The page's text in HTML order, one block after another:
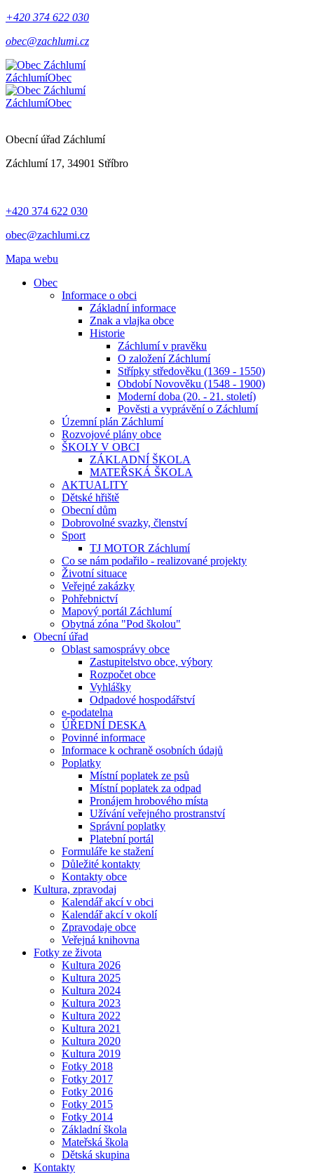
+420 374 622 030
obec@zachlumi.cz
ZáchlumíObec
ZáchlumíObec
Obecní úřad Záchlumí
Záchlumí 17, 34901 Stříbro
+420 374 622 030
obec@zachlumi.cz
Mapa webu
Obec
Informace o obci
Základní informace
Znak a vlajka obce
Historie
Záchlumí v pravěku
O založení Záchlumí
Střípky středověku (1369 - 1550)
Období Novověku (1548 - 1900)
Moderní doba (20. - 21. století)
Pověsti a vyprávění o Záchlumí
Územní plán Záchlumí
Rozvojové plány obce
ŠKOLY V OBCI
ZÁKLADNÍ ŠKOLA
MATEŘSKÁ ŠKOLA
AKTUALITY
Dětské hřiště
Obecní dům
Dobrovolné svazky, členství
Sport
TJ MOTOR Záchlumí
Co se nám podařilo - realizované projekty
Životní situace
Veřejné zakázky
Pohřebnictví
Mapový portál Záchlumí
Obytná zóna "Pod školou"
Obecní úřad
Oblast samosprávy obce
Zastupitelstvo obce, výbory
Rozpočet obce
Vyhlášky
Odpadové hospodářství
e-podatelna
ÚŘEDNÍ DESKA
Povinné informace
Informace k ochraně osobních údajů
Poplatky
Místní poplatek ze psů
Místní poplatek za odpad
Pronájem hrobového místa
Užívání veřejného prostranství
Správní poplatky
Platební portál
Formuláře ke stažení
Důležité kontakty
Kontakty obce
Kultura, zpravodaj
Kalendář akcí v obci
Kalendář akcí v okolí
Zpravodaje obce
Veřejná knihovna
Fotky ze života
Kultura 2026
Kultura 2025
Kultura 2024
Kultura 2023
Kultura 2022
Kultura 2021
Kultura 2020
Kultura 2019
Fotky 2018
Fotky 2017
Fotky 2016
Fotky 2015
Fotky 2014
Základní škola
Mateřská škola
Dětská skupina
Kontakty